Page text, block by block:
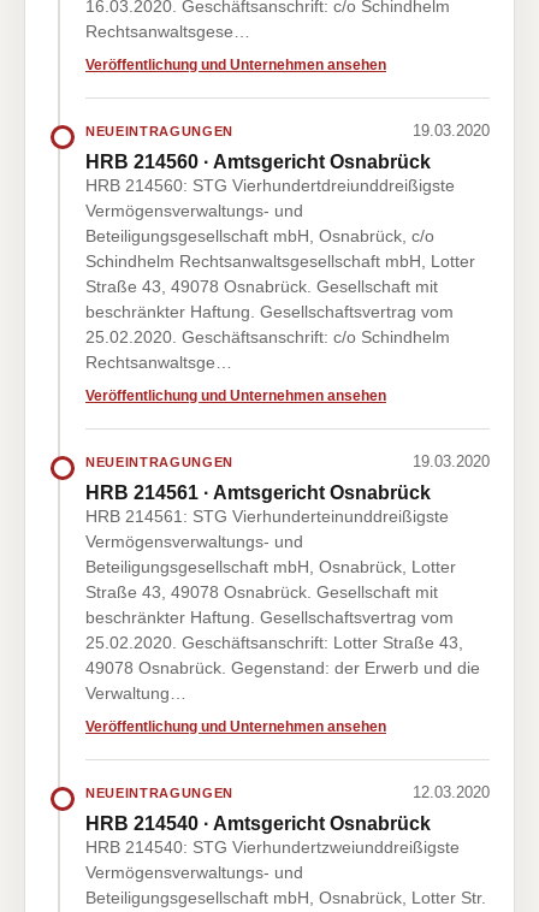
16.03.2020. Geschäftsanschrift: c/o Schindhelm
Rechtsanwaltsgese…
Veröffentlichung und Unternehmen ansehen
NEUEINTRAGUNGEN 19.03.2020
HRB 214560 · Amtsgericht Osnabrück
HRB 214560: STG Vierhundertdreiunddreißigste
Vermögensverwaltungs- und
Beteiligungsgesellschaft mbH, Osnabrück, c/o
Schindhelm Rechtsanwaltsgesellschaft mbH, Lotter
Straße 43, 49078 Osnabrück. Gesellschaft mit
beschränkter Haftung. Gesellschaftsvertrag vom
25.02.2020. Geschäftsanschrift: c/o Schindhelm
Rechtsanwaltsge…
Veröffentlichung und Unternehmen ansehen
NEUEINTRAGUNGEN 19.03.2020
HRB 214561 · Amtsgericht Osnabrück
HRB 214561: STG Vierhunderteinunddreißigste
Vermögensverwaltungs- und
Beteiligungsgesellschaft mbH, Osnabrück, Lotter
Straße 43, 49078 Osnabrück. Gesellschaft mit
beschränkter Haftung. Gesellschaftsvertrag vom
25.02.2020. Geschäftsanschrift: Lotter Straße 43,
49078 Osnabrück. Gegenstand: der Erwerb und die
Verwaltung…
Veröffentlichung und Unternehmen ansehen
NEUEINTRAGUNGEN 12.03.2020
HRB 214540 · Amtsgericht Osnabrück
HRB 214540: STG Vierhundertzweiunddreißigste
Vermögensverwaltungs- und
Beteiligungsgesellschaft mbH, Osnabrück, Lotter Str.